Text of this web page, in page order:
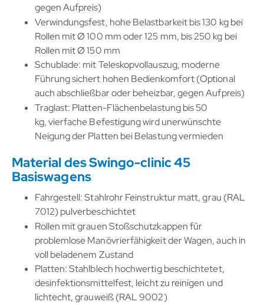
gegen Aufpreis)
Verwindungsfest, hohe Belastbarkeit bis 130 kg bei
Rollen mit Ø 100 mm oder 125 mm, bis 250 kg bei
Rollen mit Ø 150 mm
Schublade: mit Teleskopvollauszug, moderne
Führung sichert hohen Bedienkomfort (Optional
auch abschließbar oder beheizbar, gegen Aufpreis)
Traglast: Platten-Flächenbelastung bis 50
kg, vierfache Befestigung wird unerwünschte
Neigung der Platten bei Belastung vermieden
Material des Swingo-clinic 45
Basiswagens
Fahrgestell: Stahlrohr Feinstruktur matt, grau (RAL
7012) pulverbeschichtet
Rollen mit grauen Stoßschutzkappen für
problemlose Manövrierfähigkeit der Wagen, auch in
voll beladenem Zustand
Platten: Stahlblech hochwertig beschichtetet,
desinfektionsmittelfest, leicht zu reinigen und
lichtecht, grauweiß (RAL 9002)